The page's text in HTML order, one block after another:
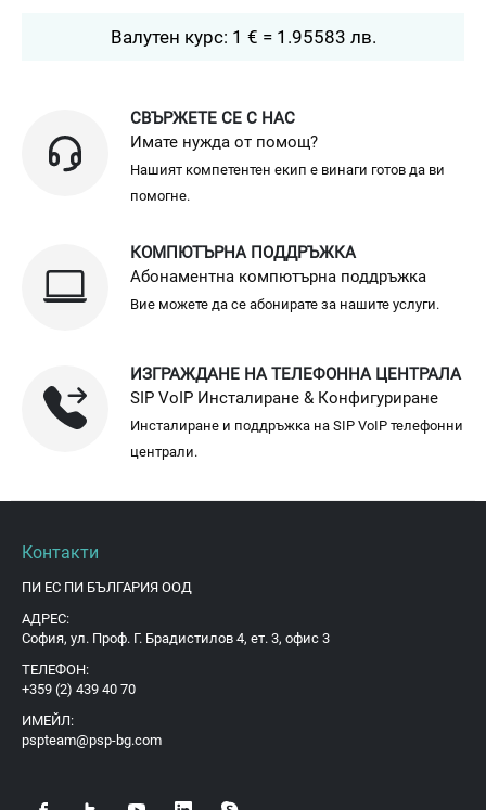
Валутен курс: 1 € = 1.95583 лв.
СВЪРЖЕТЕ СЕ С НАС
Имате нужда от помощ?
Нашият компетентен екип е винаги готов да ви
помогне.
КОМПЮТЪРНА ПОДДРЪЖКА
Абонаментна компютърна поддръжка
Вие можете да се абонирате за нашите услуги.
ИЗГРАЖДАНЕ НА ТЕЛЕФОННА ЦЕНТРАЛА
SIP VoIP Инсталиране & Конфигуриране
Инсталиране и поддръжка на SIP VoIP телефонни
централи.
Контакти
ПИ ЕС ПИ БЪЛГАРИЯ ООД
АДРЕС:
София, ул. Проф. Г. Брадистилов 4, ет. 3, офис 3
ТЕЛЕФОН:
+359 (2) 439 40 70
ИМЕЙЛ:
pspteam@psp-bg.com